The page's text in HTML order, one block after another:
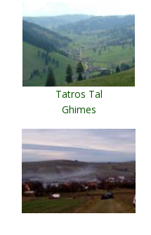
Tatros Tal
Ghimes